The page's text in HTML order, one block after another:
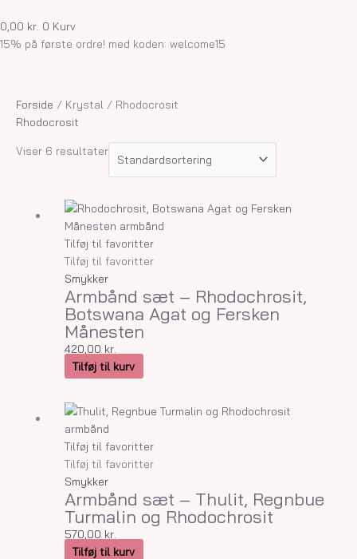
0,00 kr. 0 Kurv
15% på første ordre! med koden: welcome15
Forside / Krystal / Rhodocrosit
Rhodocrosit
Viser 6 resultater
Tilføj til favoritter
Tilføj til favoritter
Smykker
Armbånd sæt – Rhodochrosit,
Botswana Agat og Fersken
Månesten
420,00 kr.
Tilføj til kurv
Tilføj til favoritter
Tilføj til favoritter
Smykker
Armbånd sæt – Thulit, Regnbue
Turmalin og Rhodochrosit
570,00 kr.
Tilføj til kurv